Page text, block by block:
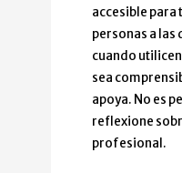
accesible para
personas a las
cuando
sea
apoya. No es
reflexione
profesional.